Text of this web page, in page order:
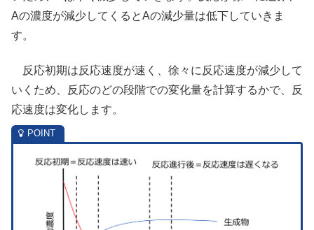
Aの濃度が減少してくるとAの減少量は低下していきま
す。
反応初期は反応速度が速く、徐々に反応速度が減少して
いくため、反応のどの段階での変化量を計算するかで、反
応速度は変化します。